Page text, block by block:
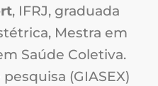
, IFRJ, graduada
Mestra em
Saúde Coletiva.
(GIASEX)